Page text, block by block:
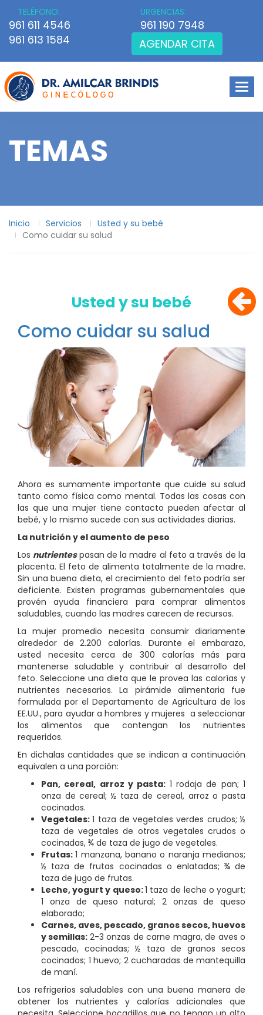
TELÉFONO:
961 611 4546
961 613 1584
URGENCIAS:
961 190 7948
AGENDAR CITA
TEMAS
Inicio Servicios
Usted y su bebé
Como cuidar su salud
Usted y su bebé
Como cuidar su salud
Ahora es sumamente importante que cuide su salud
tanto como física como mental. Todas las cosas con
las que una mujer tiene contacto pueden afectar al
bebé, y lo mismo sucede con sus actividades diarias.
La nutrición y el aumento de peso
Los nutrientespasan de la madre al feto a través de la
placenta. El feto de alimenta totalmente de la madre.
Sin una buena dieta, el crecimiento del feto podría ser
deficiente. Existen programas gubernamentales que
provén ayuda financiera para comprar alimentos
saludables, cuando las madres carecen de recursos.
La mujer promedio necesita consumir diariamente
alrededor de 2.200 calorías. Durante el embarazo,
usted necesita cerca de 300 calorías más para
mantenerse saludable y contribuir al desarrollo del
feto. Seleccione una dieta que le provea las calorías y
nutrientes necesarios. La pirámide alimentaria fue
formulada por el Departamento de Agricultura de los
EE.UU., para ayudar a hombres y mujeres a seleccionar
los alimentos que contengan los nutrientes
requeridos.
En dichalas cantidades que se indican a continuación
equivalen a una porción:
Pan, cereal, arroz y pasta: 1 rodaja de pan; 1
onza de cereal; ½ taza de cereal, arroz o pasta
cocinados.
Vegetales:1 taza de vegetales verdes crudos; ½
taza de vegetales de otros vegetales crudos o
cocinadas, ¾ de taza de jugo de vegetales.
Frutas:1 manzana, banano o naranja medianos;
½ taza de frutas cocinadas o enlatadas; ¾ de
taza de jugo de frutas.
Leche, yogurt y queso:1 taza de leche o yogurt;
1 onza de queso natural; 2 onzas de queso
elaborado;
Carnes, aves, pescado, granos secos, huevos
y semillas: 2-3 onzas de carne magra, de aves o
pescado, cocinadas; ½ taza de granos secos
cocinados; 1 huevo; 2 cucharadas de mantequilla
de maní.
Los refrigerios saludables con una buena manera de
obtener los nutrientes y calorías adicionales que